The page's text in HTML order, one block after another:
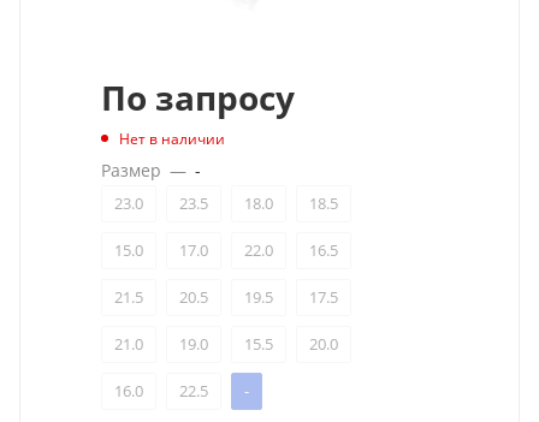
По запросу
Нет в наличии
Размер — -
23.0 23.5 18.0 18.5
15.0 17.0 22.0 16.5
21.5 20.5 19.5 17.5
21.0 19.0 15.5 20.0
16.0 22.5 -